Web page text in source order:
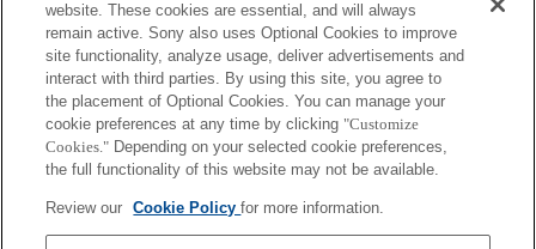
NEX-EA50
NEX-EA50
MPC-2610
BURANO
website. These cookies are essential, and will always
remain active. Sony also uses Optional Cookies to improve
site functionality, analyze usage, deliver advertisements and
interact with third parties. By using this site, you agree to
the placement of Optional Cookies. You can manage your
cookie preferences at any time by clicking "Customize
Cookies." Depending on your selected cookie preferences,
the full functionality of this website may not be available.
Review our Cookie Policyfor more information.